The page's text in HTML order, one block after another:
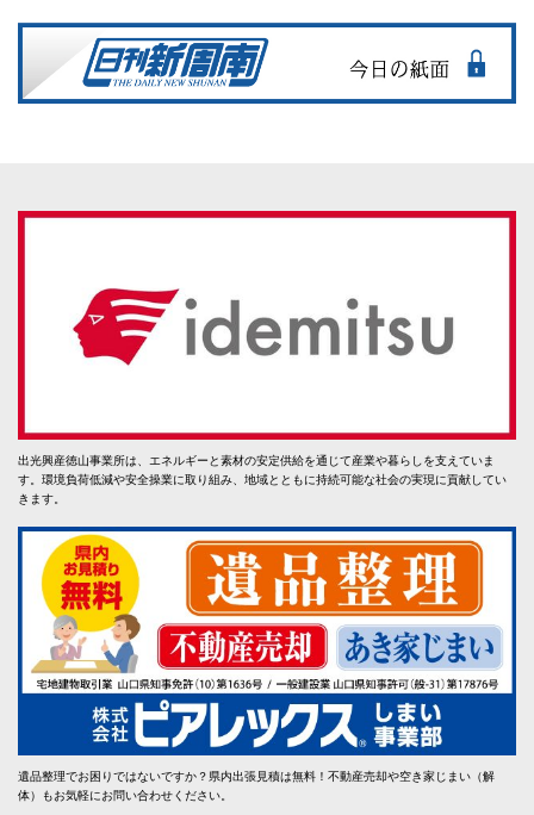
出光興産徳山事業所は、エネルギーと素材の安定供給を通じて産業や暮らしを支えていま
す。環境負荷低減や安全操業に取り組み、地域とともに持続可能な社会の実現に貢献してい
きます。
遺品整理でお困りではないですか？県内出張見積は無料！不動産売却や空き家じまい（解
体）もお気軽にお問い合わせください。